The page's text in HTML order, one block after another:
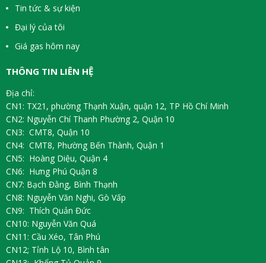
Tin tức & sự kiện
Đại lý của tôi
Giá gas hôm nay
THÔNG TIN LIÊN HỆ
Địa chỉ:
CN1: TX21, phường Thạnh Xuận, quận 12, TP Hồ Chí Minh
CN2: Nguyễn Chí Thanh Phường 2, Quận 10
CN3: CMT8, Quận 10
CN4: CMT8, Phường Bến Thành, Quận 1
CN5: Hoàng Diệu, Quận 4
CN6: Hưng Phú Quận 8
CN7: Bạch Đằng, Bình Thạnh
CN8: Nguyễn Văn Nghi, Gò Vấp
CN9: Thích Quản Đức
CN10: Nguyễn Văn Quá
CN11: Cầu Xéo, Tân Phú
CN12; Tỉnh Lộ 10, Bình tân